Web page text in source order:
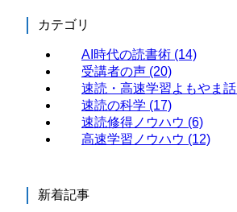
カテゴリ
AI時代の読書術 (14)
受講者の声 (20)
速読・高速学習よもやま話
速読の科学 (17)
速読修得ノウハウ (6)
高速学習ノウハウ (12)
新着記事